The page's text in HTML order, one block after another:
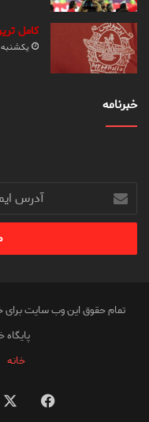
کامل
یکشنبه ۱ بهمن ۱۳۹۱ - ۲۱:۴۰
خبرنامه
آدرس
ایمیل
خود
وارد
تمام حقوق این وب سایت
خانه
فیس